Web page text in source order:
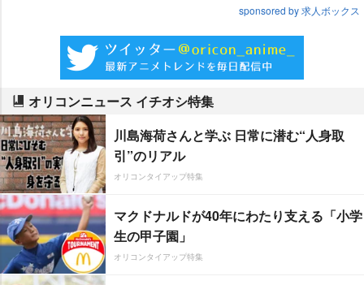
sponsored by 求人ボックス
オリコンニュース イチオシ特集
川島海荷さんと学ぶ 日常に潜む“人身取
引”のリアル
オリコンタイアップ特集
マクドナルドが40年にわたり支える「小学
生の甲子園」
オリコンタイアップ特集